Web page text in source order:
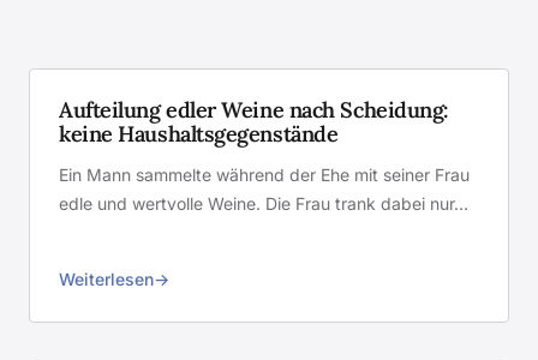
Aufteilung edler Weine nach Scheidung:
keine Haushaltsgegenstände
Ein Mann sammelte während der Ehe mit seiner Frau
edle und wertvolle Weine. Die Frau trank dabei nur…
Weiterlesen